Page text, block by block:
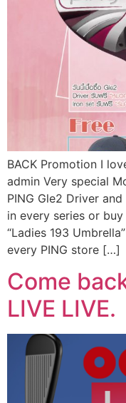
BACK Promotion I
admin Very special
PING Gle2 Driver
in every series or
“Ladies 193
every PING store […]
Come
LIVE LIVE.